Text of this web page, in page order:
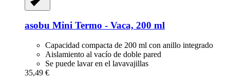
asobu Mini Termo -​ Vaca, 200 ml
Capacidad compacta de 200 ml con anillo integrado
Aislamiento al vacío de doble pared
Se puede lavar en el lavavajillas
35,49 €